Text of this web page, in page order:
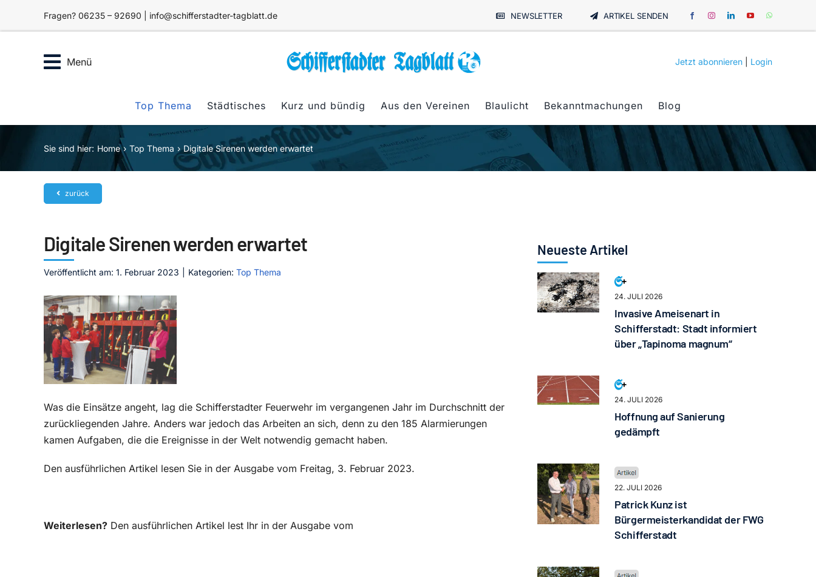
Fragen? 06235 – 92690 | info@schifferstadter-tagblatt.de NEWSLETTER ARTIKEL SENDEN
Menü Jetzt abonnieren Login
Top Thema Städtisches Kurz und bündig Aus den Vereinen Blaulicht Bekanntmachungen Blog
Sie sind hier: Home Top Thema Digitale Sirenen werden erwartet
zurück
Digitale Sirenen werden erwartet
Veröffentlicht am: 1. Februar 2023 Kategorien: Top Thema
Was die Einsätze angeht, lag die Schifferstadter Feuerwehr im vergangenen Jahr im Durchschnitt der
zurückliegenden Jahre. Anders war jedoch das Arbeiten an sich, denn zu den 185 Alarmierungen
kamen Aufgaben, die die Ereignisse in der Welt notwendig gemacht haben.
Den ausführlichen Artikel lesen Sie in der Ausgabe vom Freitag, 3. Februar 2023.
Weiterlesen? Den ausführlichen Artikel lest Ihr in der Ausgabe vom
Neueste Artikel
24. JULI 2026
Invasive Ameisenart in
Schifferstadt: Stadt informiert
über „Tapinoma magnum“
24. JULI 2026
Hoffnung auf Sanierung
gedämpft
22. JULI 2026
Patrick Kunz ist
Bürgermeisterkandidat der FWG
Schifferstadt